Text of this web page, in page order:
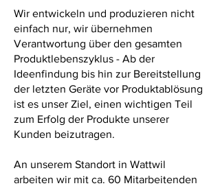
Wir entwickeln und produzieren nicht
einfach nur, wir übernehmen
Verantwortung über den gesamten
Produktlebenszyklus - Ab der
Ideenfindung bis hin zur Bereitstellung
der letzten Geräte vor Produktablösung
ist es unser Ziel, einen wichtigen Teil
zum Erfolg der Produkte unserer
Kunden beizutragen.
An unserem Standort in Wattwil
arbeiten wir mit ca. 60 Mitarbeitenden